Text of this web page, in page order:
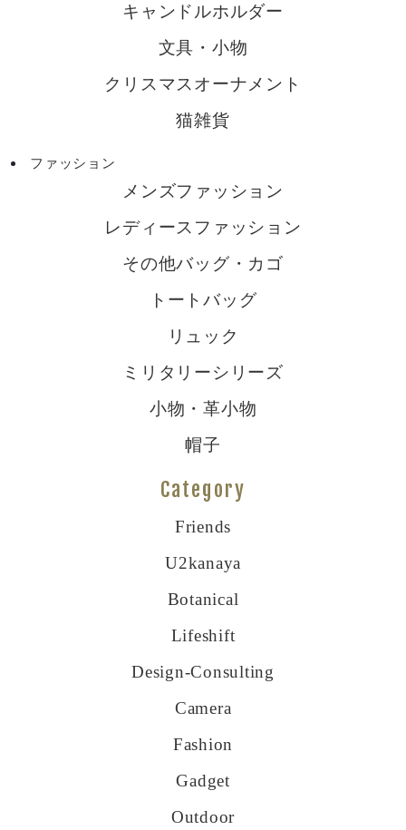
キャンドルホルダー
文具・小物
クリスマスオーナメント
猫雑貨
ファッション
メンズファッション
レディースファッション
その他バッグ・カゴ
トートバッグ
リュック
ミリタリーシリーズ
小物・革小物
帽子
Category
Friends
U2kanaya
Botanical
Lifeshift
Design-Consulting
Camera
Fashion
Gadget
Outdoor